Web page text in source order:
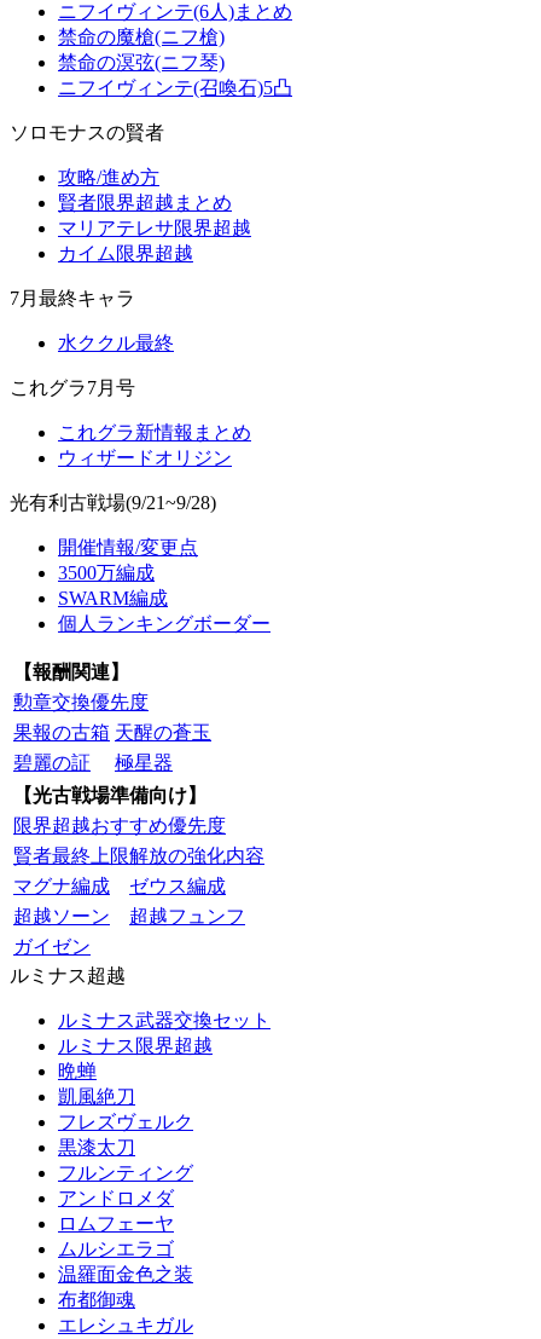
ニフイヴィンテ(6人)まとめ
禁命の魔槍(ニフ槍)
禁命の溟弦(ニフ琴)
ニフイヴィンテ(召喚石)5凸
ソロモナスの賢者
攻略/進め方
賢者限界超越まとめ
マリアテレサ限界超越
カイム限界超越
7月最終キャラ
水ククル最終
これグラ7月号
これグラ新情報まとめ
ウィザードオリジン
光有利古戦場(9/21~9/28)
開催情報/変更点
3500万編成
SWARM編成
個人ランキングボーダー
【報酬関連】
勲章交換優先度
果報の古箱 天醒の蒼玉
碧麗の証
極星器
【光古戦場準備向け】
限界超越おすすめ優先度
賢者最終上限解放の強化内容
マグナ編成
ゼウス編成
超越ソーン
超越フュンフ
ガイゼン
ルミナス超越
ルミナス武器交換セット
ルミナス限界超越
晩蝉
凱風絶刀
フレズヴェルク
黒漆太刀
フルンティング
アンドロメダ
ロムフェーヤ
ムルシエラゴ
温羅面金色之装
布都御魂
エレシュキガル